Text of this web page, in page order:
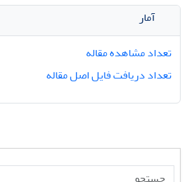
آمار
تعداد مشاهده مقاله
تعداد دریافت فایل اصل مقاله